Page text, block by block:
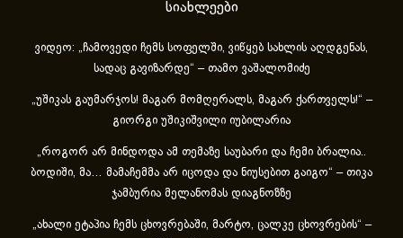
სიახლეები
ვიდეო: „ჩამოვედი ჩემს სოფელში, ვიწყებ სახლის აღდგენას,
სადაც გავიზარდე“ – თამო ვაშალომიძე
„უშიკას გაუმარჯოს! მაგარ მომღერალს, მაგარ ქართველს!“ –
გიორგი უშიკიშვილი იუბილარია
„როგორ არ მინდოდა ამ თემაზე საუბარი და ჩემი ბრალია..
ბოდიში, მა… მამაჩემმა არ იცოდა და ნიუსებით გაიგო“ – თიკა
ჯამბურია მელანომას დიაგნოზზე
„ახა­ლი ეტა­პია ჩემს ცხოვ­რე­ბა­ში, მარ­ტო, ცალ­კე ცხოვ­რე­ბის“ –